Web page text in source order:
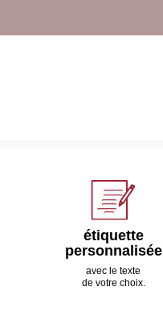
étiquette
personnalisée
avec le texte
de votre choix.